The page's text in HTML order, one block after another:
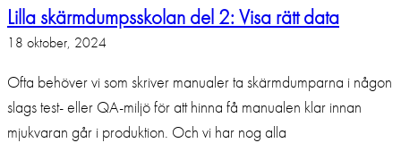
Lilla skärmdumpsskolan del 2: Visa rätt data
18 oktober, 2024
Ofta behöver vi som skriver manualer ta skärmdumparna i någon
slags test- eller QA-miljö för att hinna få manualen klar innan
mjukvaran går i produktion. Och vi har nog alla